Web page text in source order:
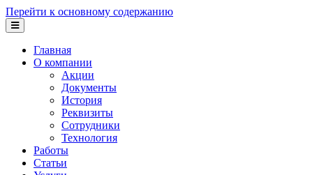
Перейти к основному содержанию
Главная
О компании
Акции
Документы
История
Реквизиты
Сотрудники
Технология
Работы
Статьи